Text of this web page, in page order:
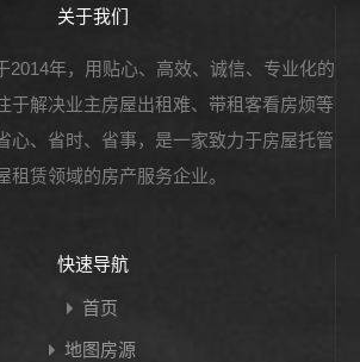
关于我们
2014年，用贴心、高效、诚信、专业化的
于解决业主房屋出租难、带租客看房烦等
心、省时、省事，是一家致力于房屋托管
租赁领域的房产服务企业。
快速导航
首页
地图房源